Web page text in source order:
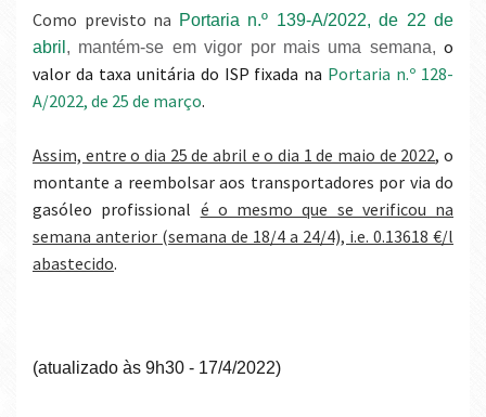
Como previsto na Portaria n.º 139-A/2022, de 22 de
abril , mantém-se em vigor por mais uma semana, o
valor da taxa unitária do ISP fixada na Portaria n.º 128-
A/2022, de 25 de março.
Assim, entre o dia 25 de abril e o dia 1 de maio de 2022, o
montante a reembolsar aos transportadores por via do
gasóleo profissional é o mesmo que se verificou na
semana anterior (semana de 18/4 a 24/4), i.e. 0.13618 €/l
abastecido.
(atualizado às 9h30 - 17/4/2022)